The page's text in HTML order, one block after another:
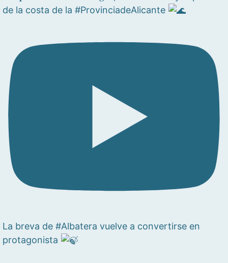
de la costa de la #ProvinciadeAlicante
La breva de #Albatera vuelve a convertirse en
protagonista